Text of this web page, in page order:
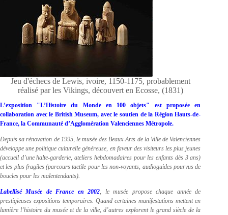
Jeu d'échecs de Lewis, ivoire, 1150-1175, probablement
réalisé par les Vikings, découvert en Ecosse, (1831)
L’exposition "L’Histoire du Monde en 100 objets" est proposée en
collaboration avec le British Museum, avec le soutien de la Région Hauts-de-
France, la Communauté d’Agglomération Valenciennes Métropole.
Depuis sa rénovation de 1995, le musée des Beaux-Arts de la Ville de Valenciennes
développe une politique culturelle généreuse, en faveur des visiteurs les plus jeunes
(accueil d’une halte-garderie, ateliers hebdomadaires pour les enfants dès 3 ans)
et les plus fragiles (parcours tactile pour les non-voyants, audioguides pourvus de
boucles pour les malentendants).
Labellisé Musée de France en 2002, le musée propose chaque année de
prestigieuses expositions temporaires. Quand certaines manifestations mettent en
lumière l’histoire du musée et de la ville, d’autres explorent le grand siècle de la